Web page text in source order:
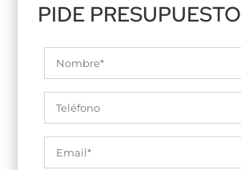
PIDE PRESUPUESTO